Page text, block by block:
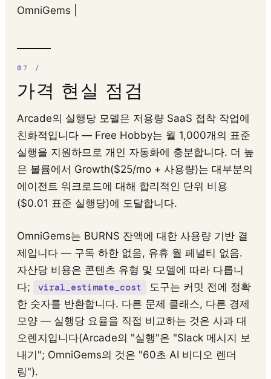
OmniGems |
가격 현실 점검
Arcade의 실행당 모델은 저용량 SaaS 접착 작업에
친화적입니다 — Free Hobby는 월 1,000개의 표준
실행을 지원하므로 개인 자동화에 충분합니다. 더 높
은 볼륨에서 Growth($25/mo + 사용량)는 대부분의
에이전트 워크로드에 대해 합리적인 단위 비용
($0.01 표준 실행당)에 도달합니다.
OmniGems는 BURNS 잔액에 대한 사용량 기반 결
제입니다 — 구독 하한 없음, 유휴 월 페널티 없음.
자산당 비용은 콘텐츠 유형 및 모델에 따라 다릅니
다;
viral_estimate_cost
도구는 커밋 전에 정확
한 숫자를 반환합니다. 다른 문제 클래스, 다른 경제
모양 — 실행당 요율을 직접 비교하는 것은 사과 대
오렌지입니다(Arcade의 "실행"은 "Slack 메시지 보
내기"; OmniGems의 것은 "60초 AI 비디오 렌더
링").